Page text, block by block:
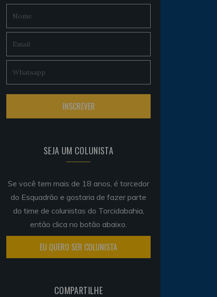
SEJA UM COLUNISTA
Se você tem mais de 18 anos, é torcedor
do Esquadrão e gostaria de fazer parte
do time de colunistas do Torcidabahia,
então clica no botão abaixo.
EU QUERO SER COLUNISTA
COMPARTILHE